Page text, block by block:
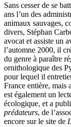
Loireau
Loquet
Lutz
Marcel
Mathé
Mathieu
Miollis
Sans cesser de se
ans l’un des
animaux sauvages,
divers, Stéphan
avocat et assiste un
l’automne 2000, il
du genre à paraître
ornithologique des
pour lequel il
France entière, mais
est également un
écologique, et a
prédateurs, de
encore sur le site de